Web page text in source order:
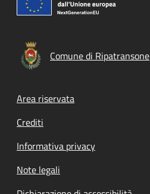
Comune di Ripatransone
Footer menu
Area riservata
Crediti
Informativa privacy
Note legali